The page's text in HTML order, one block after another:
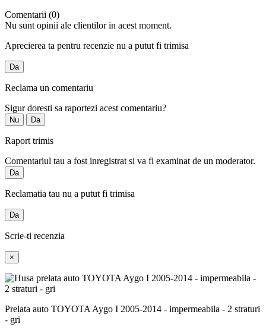
Comentarii (0)
Nu sunt opinii ale clientilor in acest moment.
Aprecierea ta pentru recenzie nu a putut fi trimisa
Da
Reclama un comentariu
Sigur doresti sa raportezi acest comentariu?
Nu Da
Raport trimis
Comentariul tau a fost inregistrat si va fi examinat de un moderator.
Da
Reclamatia tau nu a putut fi trimisa
Da
Scrie-ti recenzia
×
Prelata auto TOYOTA Aygo I 2005-2014 - impermeabila - 2 straturi
- gri